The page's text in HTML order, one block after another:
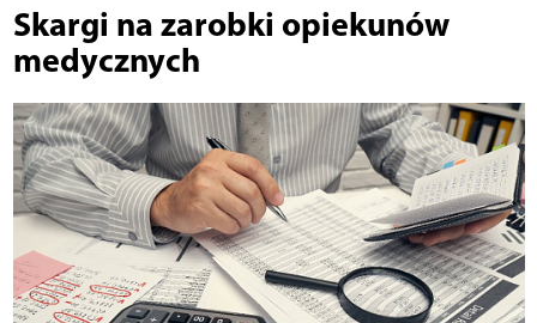
Skargi na zarobki opiekunów
medycznych